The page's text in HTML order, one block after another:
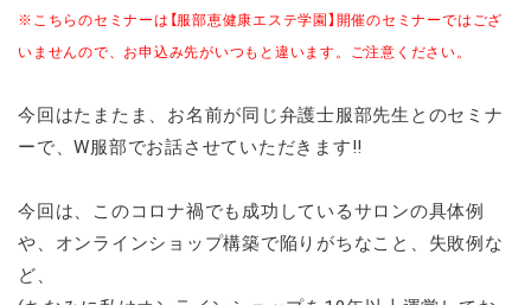
※こちらのセミナーは【服部恵健康エステ学園】開催のセミナーではござ
いませんので、お申込み先がいつもと違います。ご注意ください。
今回はたまたま、お名前が同じ弁護士服部先生とのセミナ
ーで、W服部でお話させていただきます‼️
今回は、このコロナ禍でも成功しているサロンの具体例
や、オンラインショップ構築で陥りがちなこと、失敗例な
ど、